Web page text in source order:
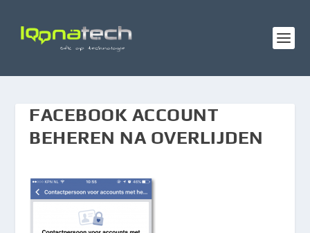
FACEBOOK ACCOUNT
BEHEREN NA OVERLIJDEN